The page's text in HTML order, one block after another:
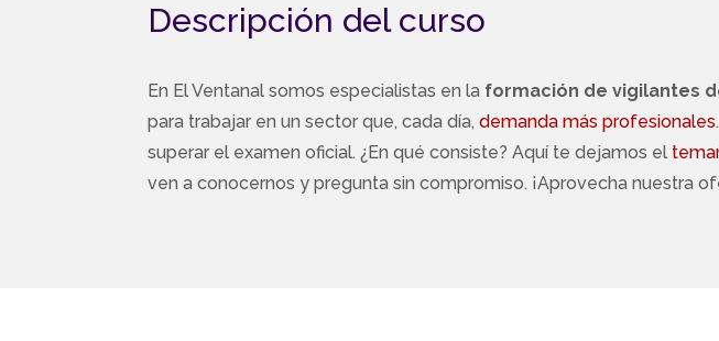
Descripción del curso
En El Ventanal somos especialistas en la formación de vigilantes
para trabajar en un sector que, cada día,demanda más profesionales
superar el examen oficial. ¿En qué consiste? Aquí te dejamos el
ven a conocernos y pregunta sin compromiso. ¡Aprovecha nuestra